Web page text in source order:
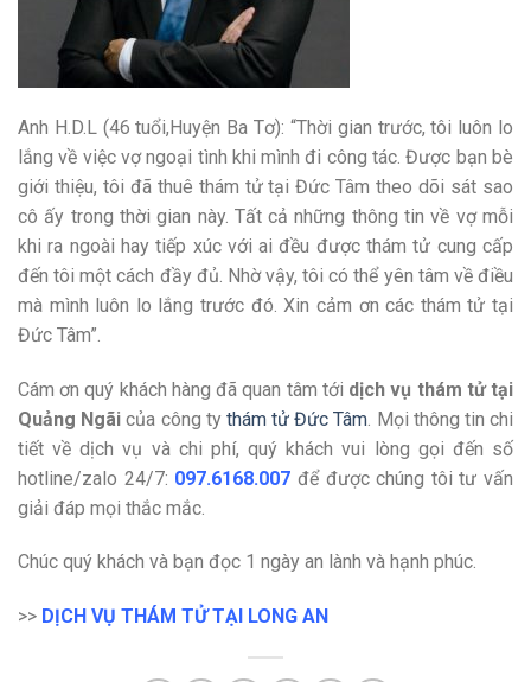
Anh H.D.L (46 tuổi,Huyện Ba Tơ): “Thời gian trước, tôi luôn lo
lắng về việc vợ ngoại tình khi mình đi công tác. Được bạn bè
giới thiệu, tôi đã thuê thám tử tại Đức Tâm theo dõi sát sao
cô ấy trong thời gian này. Tất cả những thông tin về vợ mỗi
khi ra ngoài hay tiếp xúc với ai đều được thám tử cung cấp
đến tôi một cách đầy đủ. Nhờ vậy, tôi có thể yên tâm về điều
mà mình luôn lo lắng trước đó. Xin cảm ơn các thám tử tại
Đức Tâm”.
Cám ơn quý khách hàng đã quan tâm tới dịch vụ thám tử tại
Quảng Ngãicủa công ty thám tử Đức Tâm . Mọi thông tin chi
tiết về dịch vụ và chi phí, quý khách vui lòng gọi đến số
hotline/zalo 24/7: 097.6168.007 để được chúng tôi tư vấn
giải đáp mọi thắc mắc.
Chúc quý khách và bạn đọc 1 ngày an lành và hạnh phúc.
>> DỊCH VỤ THÁM TỬ TẠI LONG AN